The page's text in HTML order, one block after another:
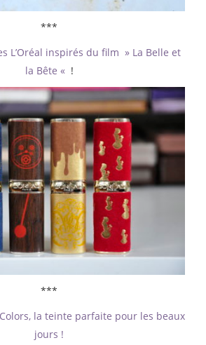
***
L’Oréal inspirés du film » La Belle et
la Bête « !
***
la teinte parfaite pour les beaux
jours !